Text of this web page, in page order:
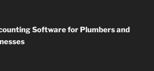
Software for Plumbers and